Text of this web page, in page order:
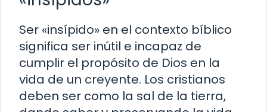
Ser «insípido» en el contexto bíblico
significa ser inútil e incapaz de
cumplir el propósito de Dios en la
vida de un creyente. Los cristianos
deben ser como la sal de la tierra,